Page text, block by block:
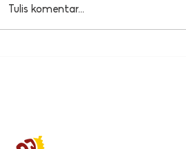
Tulis komentar...